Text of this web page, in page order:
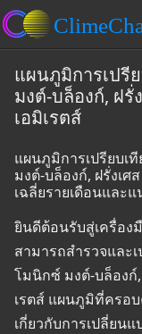
แผนภูมิการเปรี
มงต์-บล็องก์, ฝรั่
เอมิเรตส์
แผนภูมิการเปรียบ
มงต์-บล็องก์, ฝรั่งเศ
เฉลี่ยรายเดือนและ
ยินดีต้อนรับสู่เครื่อง
สามารถสำรวจและ
โมนิกซ์ มงต์-บล็องก์,
เรตส์ แผนภูมิที่ครอ
เกี่ยวกับการเปลี่ย